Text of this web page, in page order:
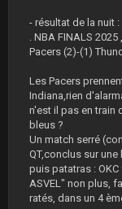
- résultat de la nuit :
. NBA FINALS 2025
Pacers (2)-(1)
Les Pacers
Indiana,rien
n'est il pas en train
bleus ?
Un match serré
QT,conclus sur
puis patatras :
ASVEL" non plus,
ratés, dans un 4